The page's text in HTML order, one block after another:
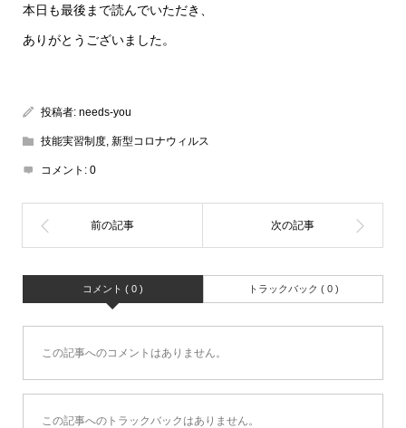
本日も最後まで読んでいただき、
ありがとうございました。
投稿者: needs-you
技能実習制度, 新型コロナウィルス
コメント: 0
コメント ( 0 ) トラックバック ( 0 )
この記事へのコメントはありません。
この記事へのトラックバックはありません。